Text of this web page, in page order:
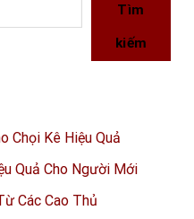
Tìm
kiếm
Chọi Kê Hiệu Quả
Quả Cho Người Mới
Các Cao Thủ